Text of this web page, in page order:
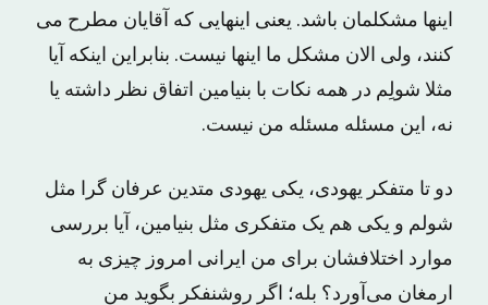
اینها مشکلمان باشد. یعنی اینهایی که آقایان مطرح می
‌کنند، ولی الان مشکل ما اینها نیست. بنابراین اینکه آیا
مثلا شولِم در همه‌ نکات با بنیامین اتفاق نظر داشته یا
نه، این مسئله مسئله‌ من نیست.
دو تا متفکر یهودی، یکی یهودی متدین عرفان ‌گرا مثل
شولم و یکی هم یک متفکری مثل بنیامین، آیا بررسی
موارد اختلافشان برای من ایرانی امروز چیزی به
ارمغان می‌آورد؟ بله؛ اگر روشنفکر بگوید من